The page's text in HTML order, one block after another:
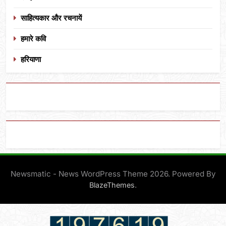
साहित्यकार और रचनायें
हमारे कवि
हरियाणा
Newsmatic - News WordPress Theme 2026. Powered By
BlazeThemes.